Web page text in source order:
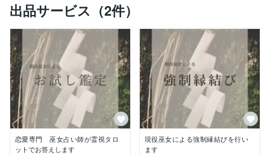
このような鑑定をしている理由は単純に私の天職だから
です。魂のお役目ともいえます。
人の心を救うことが私の生きがいでもあります。
「怖くないスピリチュアル」と「やわらかくも本質的な
メッセージ」がモットー。
霊感・霊視をベースに、カードリーディングを合わせて
お届けしています。
ソウルメイト、ツインレイ、前世からのご縁——
目に見えない絆に惹かれる恋や、言葉では説明できない
想いには、必ず意味があります。
“いまのあなた”に必要な言葉は、ふとした瞬間に降りて
出品サービス（2件）
恋愛専門 巫女占い師が霊視タロ
ットでお答えします
現役巫女による強制縁結びを行い
ます